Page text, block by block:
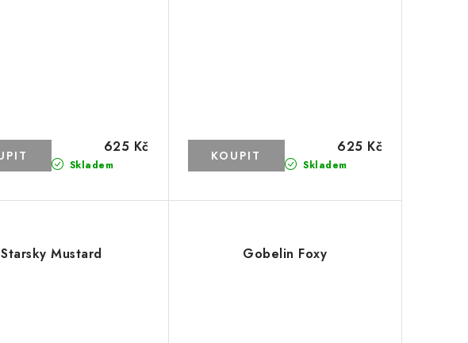
Skladem
625 Kč
Skladem
625 Kč
Starsky Mustard Gobelin Foxy